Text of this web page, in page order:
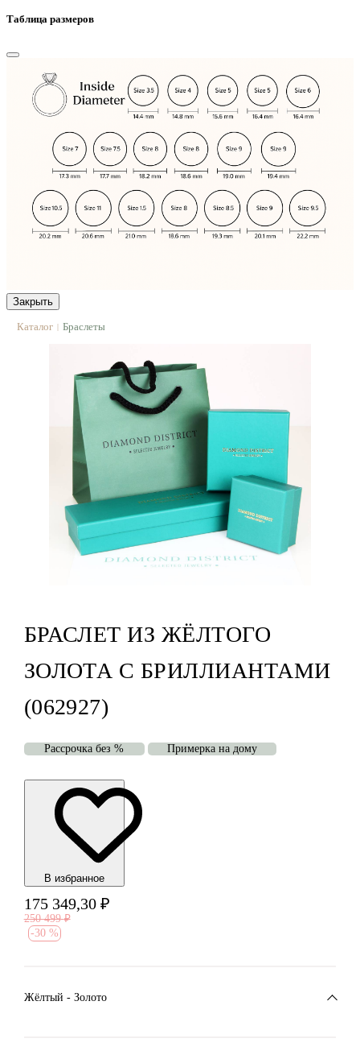
Таблица размеров
Закрыть
Каталог | Браслеты
БРАСЛЕТ ИЗ ЖЁЛТОГО
ЗОЛОТА С БРИЛЛИАНТАМИ
(062927)
Рассрочка без % Примерка на дому
В избранноe
175 349,30 ₽
250 499 ₽
-30 %
Жёлтый - Золото